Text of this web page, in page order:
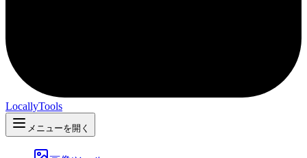
LocallyTools
メニューを開く